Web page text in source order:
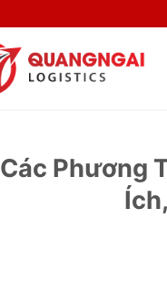
Các Phương